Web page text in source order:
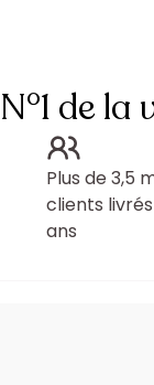
N°1 de
Plus de 3,5
clients
ans